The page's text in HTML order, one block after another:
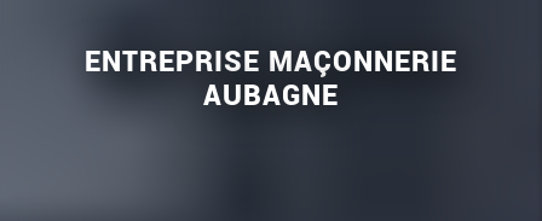
ENTREPRISE MAÇONNERIE
AUBAGNE